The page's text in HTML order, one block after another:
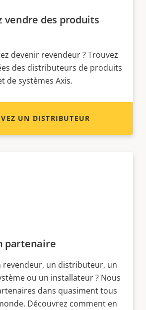
vendre des produits
devenir revendeur ? Trouvez
des distributeurs de produits
de systèmes Axis.
UN DISTRIBUTEUR
partenaire
revendeur, un distributeur, un
ou un installateur ? Nous
dans quasiment tous
Découvrez comment en